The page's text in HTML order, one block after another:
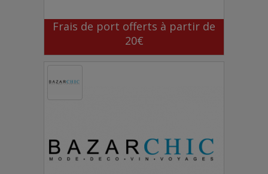
Frais de port offerts à partir de
20€